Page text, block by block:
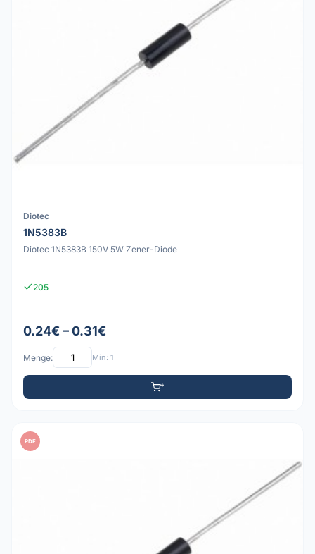
Diotec
1N5383B
Diotec 1N5383B 150V 5W Zener-Diode
205
0.24€ – 0.31€
Menge: Min: 1
PDF